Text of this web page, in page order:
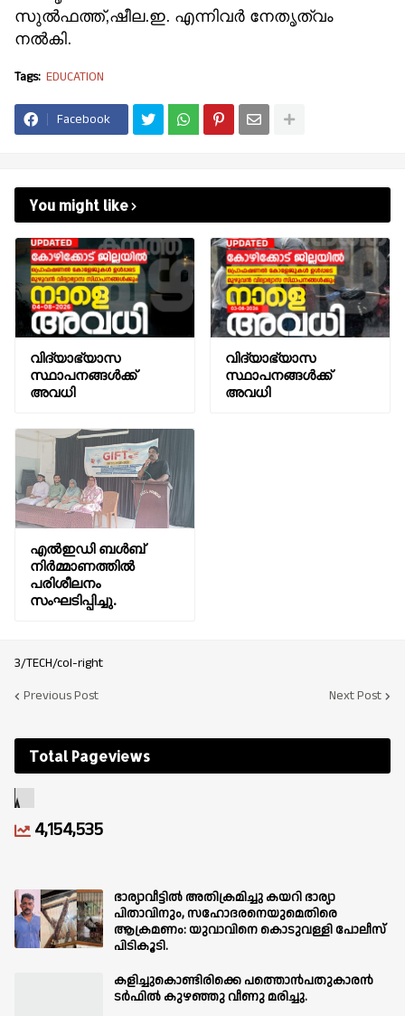
സുൽഫത്ത്,ഷീല.ഇ. എന്നിവർ നേതൃത്വം
നൽകി.
Tags: EDUCATION
Facebook
You might like
വിദ്യാഭ്യാസ
സ്ഥാപനങ്ങൾക്ക്
അവധി
വിദ്യാഭ്യാസ
സ്ഥാപനങ്ങൾക്ക്
അവധി
എൽഇഡി ബൾബ്
നിർമ്മാണത്തിൽ
പരിശീലനം
സംഘടിപ്പിച്ചു.
3/TECH/col-right
Previous Post
Next Post
Total Pageviews
4,154,535
ഭാര്യാവീട്ടിൽ അതിക്രമിച്ചു കയറി ഭാര്യാ
പിതാവിനും, സഹോദരനെയുമെതിരെ
ആക്രമണം: യുവാവിനെ കൊടുവള്ളി പോലീസ്
പിടികൂടി.
കളിച്ചുകൊണ്ടിരിക്കെ പത്തൊൻപതുകാരൻ
ടർഫിൽ കുഴഞ്ഞു വീണു മരിച്ചു.